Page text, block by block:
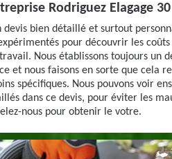
Rodriguez Elagage 30
devis bien détaillé et surtout
pour découvrir les
Nous établissons toujours un
et nous faisons en sorte que cela
spécifiques. Nous pouvons voir
dans ce devis, pour éviter les
nous pour obtenir le votre.